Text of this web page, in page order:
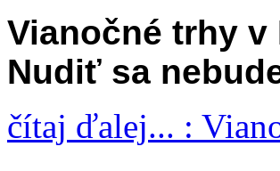
Vianočné trhy
Nudiť sa
čítaj ďalej... :